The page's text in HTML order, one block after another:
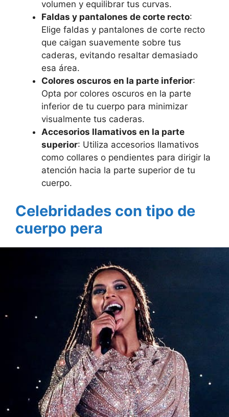
volumen y equilibrar tus curvas.
Faldas y pantalones de corte recto:
Elige faldas y pantalones de corte recto
que caigan suavemente sobre tus
caderas, evitando resaltar demasiado
esa área.
Colores oscuros en la parte inferior:
Opta por colores oscuros en la parte
inferior de tu cuerpo para minimizar
visualmente tus caderas.
Accesorios llamativos en la parte
superior: Utiliza accesorios llamativos
como collares o pendientes para dirigir la
atención hacia la parte superior de tu
cuerpo.
Celebridades con tipo de
cuerpo pera